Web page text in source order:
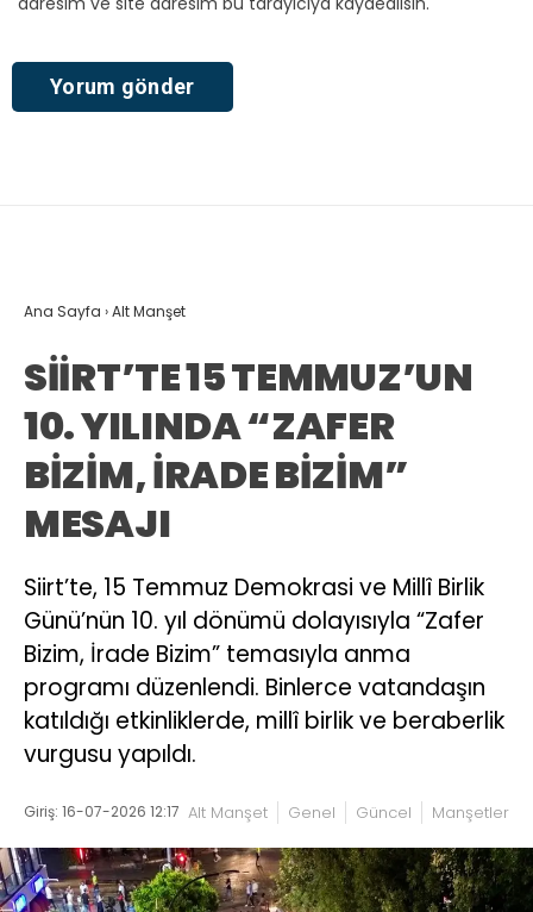
Ana Sayfa ›Alt Manşet
SİİRT’TE 15 TEMMUZ’UN
10. YILINDA “ZAFER
BİZİM, İRADE BİZİM”
MESAJI
Siirt’te, 15 Temmuz Demokrasi ve Millî Birlik
Günü’nün 10. yıl dönümü dolayısıyla “Zafer
Bizim, İrade Bizim” temasıyla anma
programı düzenlendi. Binlerce vatandaşın
katıldığı etkinliklerde, millî birlik ve beraberlik
vurgusu yapıldı.
Giriş: 16-07-2026 12:17 Alt Manşet Genel Güncel Manşetler